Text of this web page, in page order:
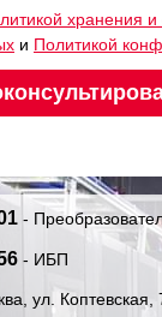
хранения и
и Политикой
-
- ИБП
ул. Коптевская,